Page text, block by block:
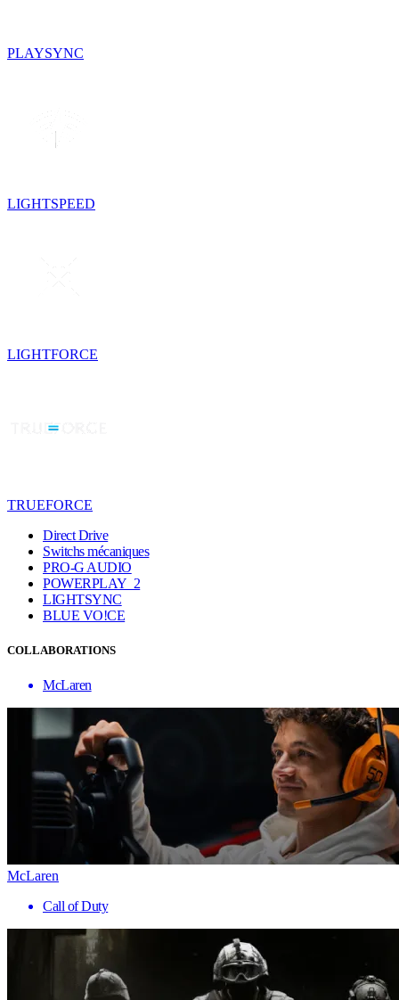
PLAYSYNC
LIGHTSPEED
LIGHTFORCE
TRUEFORCE
Direct Drive
Switchs mécaniques
PRO-G AUDIO
POWERPLAY 2
LIGHTSYNC
BLUE VO!CE
COLLABORATIONS
McLaren
McLaren
Call of Duty